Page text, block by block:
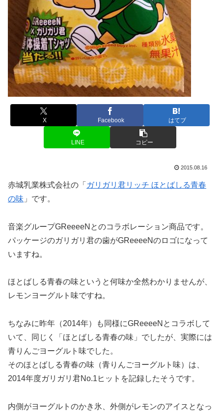
X Facebook はてブ
LINE コピー
2015.08.16
赤城乳業株式会社の「 ガリガリ君リッチ ほとばしる青春
の味 」です。
音楽グループGReeeeNとのコラボレーション商品です。
パッケージのガリガリ君の歯がGReeeeNのロゴになって
いますね。
ほとばしる青春の味というと何味か全然わかりませんが、
レモンヨーグルト味ですね。
ちなみに昨年（2014年）も同様にGReeeeNとコラボして
いて、同じく「ほとばしる青春の味」でしたが、実際には
青りんごヨーグルト味でした。
そのほとばしる青春の味（青りんごヨーグルト味）は、
2014年度ガリガリ君No.1ヒットを記録したそうです。
内側がヨーグルトのかき氷、外側がレモンのアイスとなっ